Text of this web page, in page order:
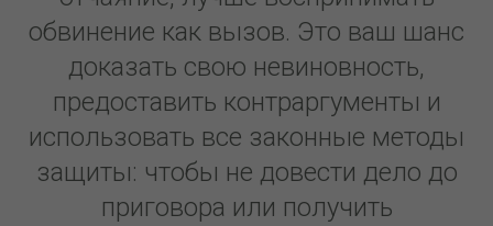
обвинение как вызов. Это ваш шанс
доказать свою невиновность,
предоставить контраргументы и
использовать все законные методы
защиты: чтобы не довести дело до
приговора или получить